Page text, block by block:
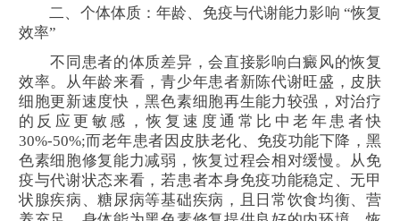
二、个体体质：年龄、免疫与代谢能力影响 “恢复
效率”
不同患者的体质差异，会直接影响白癜风的恢复
效率。从年龄来看，青少年患者新陈代谢旺盛，皮肤
细胞更新速度快，黑色素细胞再生能力较强，对治疗
的反应更敏感，恢复速度通常比中老年患者快
30%-50%;而老年患者因皮肤老化、免疫功能下降，黑
色素细胞修复能力减弱，恢复过程会相对缓慢。从免
疫与代谢状态来看，若患者本身免疫功能稳定、无甲
状腺疾病、糖尿病等基础疾病，且日常饮食均衡、营